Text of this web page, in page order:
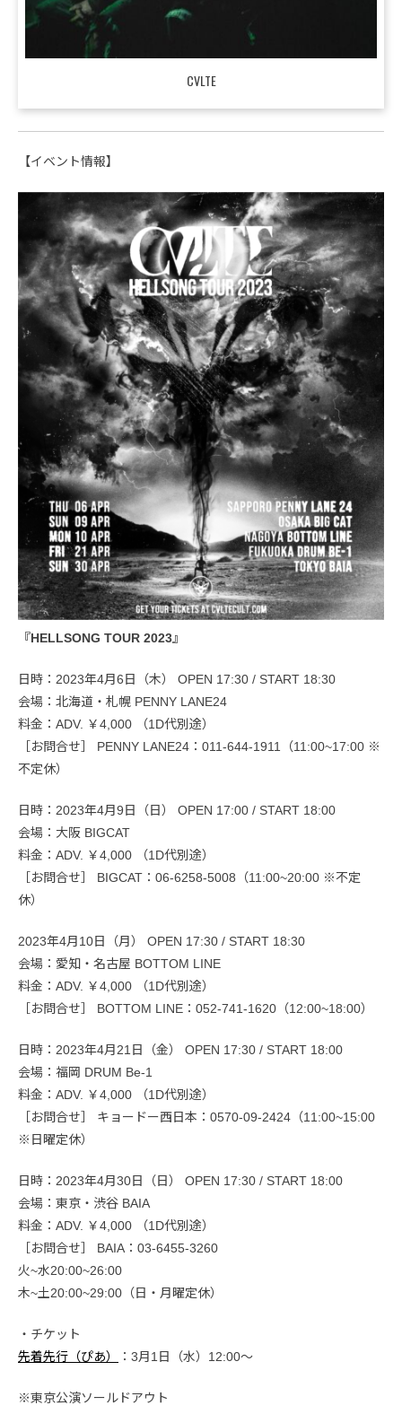
CVLTE
【イベント情報】
『HELLSONG TOUR 2023』
日時：2023年4月6日（木） OPEN 17:30 / START 18:30
会場：北海道・札幌 PENNY LANE24
料金：ADV. ￥4,000 （1D代別途）
［お問合せ］ PENNY LANE24：011-644-1911（11:00~17:00 ※
不定休）
日時：2023年4月9日（日） OPEN 17:00 / START 18:00
会場：大阪 BIGCAT
料金：ADV. ￥4,000 （1D代別途）
［お問合せ］ BIGCAT：06-6258-5008（11:00~20:00 ※不定
休）
2023年4月10日（月） OPEN 17:30 / START 18:30
会場：愛知・名古屋 BOTTOM LINE
料金：ADV. ￥4,000 （1D代別途）
［お問合せ］ BOTTOM LINE：052-741-1620（12:00~18:00）
日時：2023年4月21日（金） OPEN 17:30 / START 18:00
会場：福岡 DRUM Be-1
料金：ADV. ￥4,000 （1D代別途）
［お問合せ］ キョードー西日本：0570-09-2424（11:00~15:00
※日曜定休）
日時：2023年4月30日（日） OPEN 17:30 / START 18:00
会場：東京・渋谷 BAIA
料金：ADV. ￥4,000 （1D代別途）
［お問合せ］ BAIA：03-6455-3260
火~水20:00~26:00
木~土20:00~29:00（日・月曜定休）
・チケット
先着先行（ぴあ）
：3月1日（水）12:00〜
※東京公演ソールドアウト